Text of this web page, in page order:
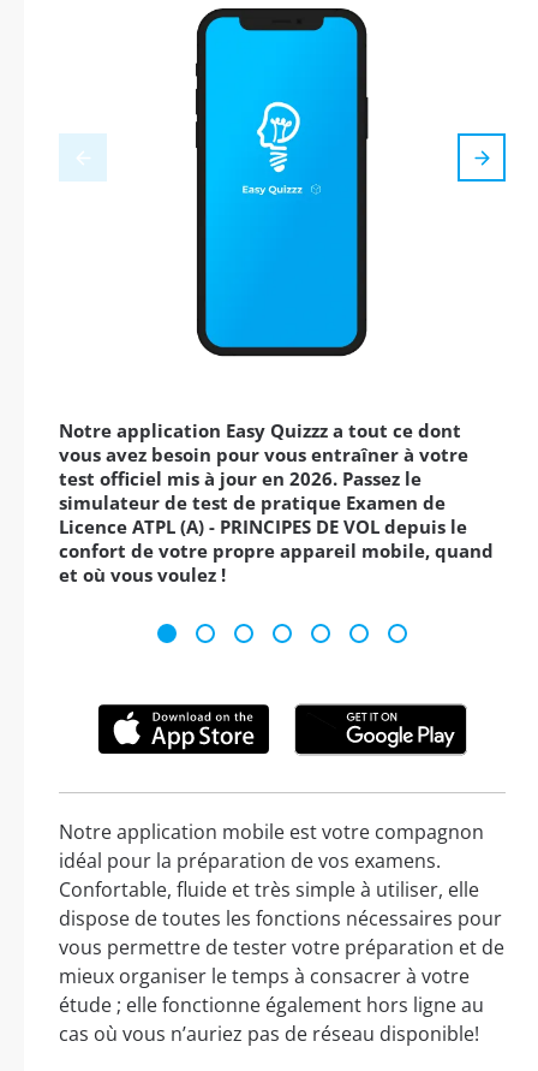
Notre application Easy Quizzz a tout ce dont
vous avez besoin pour vous entraîner à votre
test officiel mis à jour en 2026. Passez le
simulateur de test de pratique Examen de
Licence ATPL (A) - PRINCIPES DE VOL depuis le
confort de votre propre appareil mobile, quand
et où vous voulez !
Notre application mobile est votre compagnon
idéal pour la préparation de vos examens.
Confortable, fluide et très simple à utiliser, elle
dispose de toutes les fonctions nécessaires pour
vous permettre de tester votre préparation et de
mieux organiser le temps à consacrer à votre
étude ; elle fonctionne également hors ligne au
cas où vous n’auriez pas de réseau disponible!